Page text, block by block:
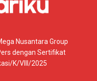
Nusantara Group
dengan Sertifikat
K/VIII/2025